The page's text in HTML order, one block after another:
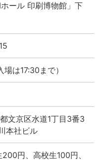
ール 印刷博物館」下
は17:30まで）
文京区水道1丁目3番3
本社ビル
円、高校生100円、